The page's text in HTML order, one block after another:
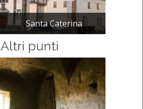
Santa Caterina
Altri punti